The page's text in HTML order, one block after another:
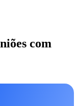
com